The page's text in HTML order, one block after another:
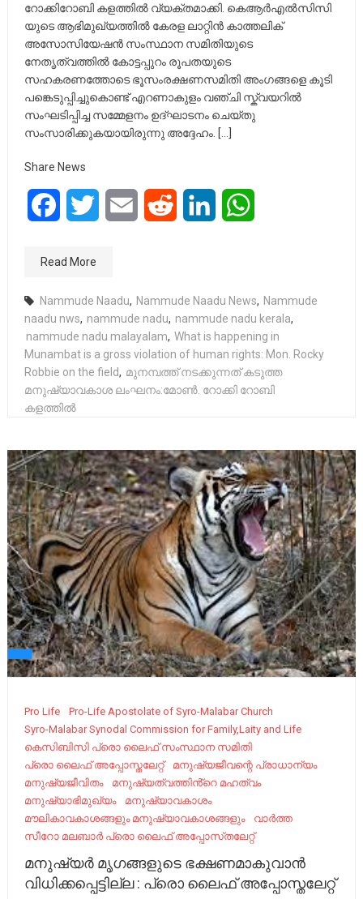
റോക്കിറോബി കളത്തില്‍ വ്യക്തമാക്കി. കെആര്‍എല്‍സിസി
യുടെ ആഭിമുഖ്യത്തില്‍ കേരള ലാറ്റിന്‍ കാത്തലിക്
അസോസിയേഷന്‍ സംസ്ഥാന സമിതിയുടെ
നേതൃത്വത്തില്‍ കോട്ടപ്പുറം രൂപതയുടെ
സഹകരണത്തോടെ ഭൂസംരക്ഷണസമിതി അംഗങ്ങളെ കൂടി
പങ്കെടുപ്പിച്ചുകൊണ്ട് എറണാകുളം വഞ്ചി സ്ക്വയറില്‍
സംഘടിപ്പിച്ച സമ്മേളനം ഉദ്ഘാടനം ചെയ്തു
സംസാരിക്കുകയായിരുന്നു അദ്ദേഹം. […]
Share News
FacebookTwitter Email Reddit LinkedIn
Read More
Nammude Naadu, Nammude Naadu News, Nammude
naadu nws, nammude nadu, nammude nadu kerala,
nammude nadu malayalam, What is happening in
Munambat is a gross violation of human rights: Mon. Rocky
Robbie on the field, മുനമ്പത്ത് നടക്കുന്നത് കടുത്ത
മനുഷ്യാവകാശ ലംഘനം:മോണ്‍. റോക്കി റോബി
കളത്തില്‍
Pro Life
Pro-Life Apostolate of Syro-Malabar Church
Syro-Malabar Synodal Commission for Family,Laity and Life
കെസിബിസി പ്രൊ ലൈഫ് സംസ്ഥാന സമിതി
പ്രൊ ലൈഫ് അപ്പോസ്തലേറ്റ്
മനുഷ്യജീവന്റെ പ്രാധാന്യം
മനുഷ്യജീവിതം
മനുഷ്യത്വത്തിൻ്റെ മഹത്വം
മനുഷ്യാഭിമുഖ്യം
മനുഷ്യാവകാശം
മൗലികാവകാശങ്ങളും മനുഷ്യാവകാശങ്ങളും
വാർത്ത
സീറോ മലബാർ പ്രൊ ലൈഫ് അപ്പോസ്‌തലേറ്റ്
മനുഷ്യർ മൃഗങ്ങളുടെ ഭക്ഷണമാകുവാൻ
വിധിക്കപ്പെട്ടില്ല : പ്രൊ ലൈഫ് അപ്പോസ്തലേറ്റ്